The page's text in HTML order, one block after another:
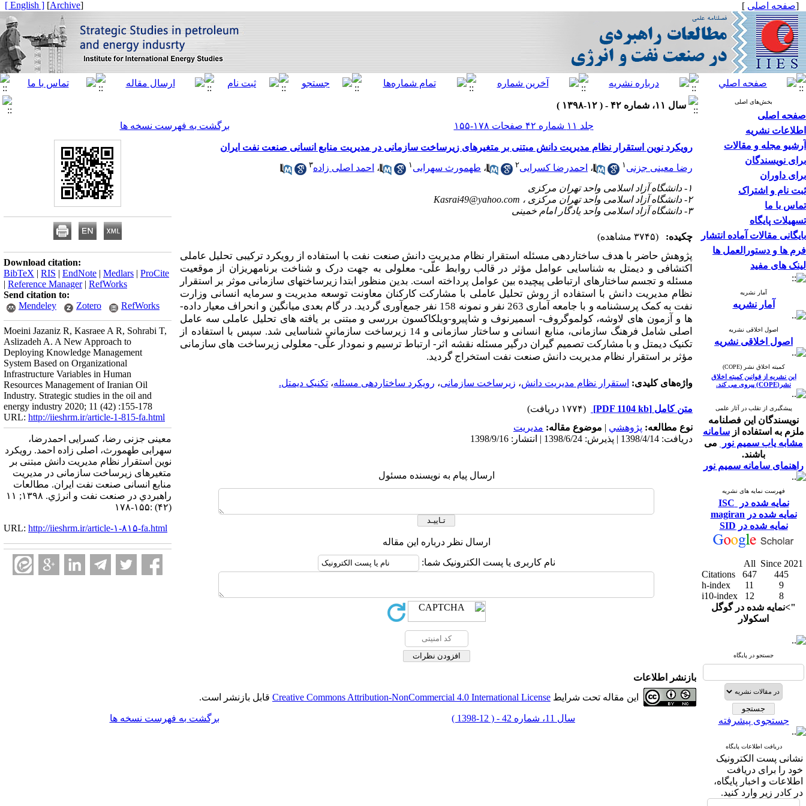
[صفحه اصلی ]
[
Archive
]
[ English ]
بخش‌های اصلی
صفحه اصلی
اطلاعات نشریه
آرشیو مجله و مقالات
برای نویسندگان
برای داوران
ثبت نام و اشتراک
تماس با ما
تسهیلات پایگاه
بایگانی مقالات آماده انتشار
فرم ها و دستورالعمل ها
لینک های مفید
آمار نشریه
آمار نشریه
اصول اخلاقی نشریه
اصول اخلاقی نشریه
کمیته اخلاق نشر (COPE)
این نشریه از قوانین کمیته اخلاق
نشر(COPE) پیروی می کند.
پیشگیری از تقلب در آثار علمی
نویسندگان این فصلنامه
ملزم به استفاده از سامانه
مشابه یاب سمیم نور
می
باشند.
راهنمای سامانه سمیم نور
فهرست نمایه های نشریه
نمایه شده در ISC
نمایه شده در magiran
نمایه شده در SID
All Since 2021
Citations
647
445
h-index
11
9
i10-index
12
8
">نمایه شده در گوگل
اسکولار
جستجو در پایگاه
جستجوی پیشرفته
دریافت اطلاعات پایگاه
نشانی پست الکترونیک
خود را برای دریافت
اطلاعات و اخبار پایگاه،
در کادر زیر وارد کنید.
سال ۱۱، شماره ۴۲ - ( ۱۲-۱۳۹۸ )
جلد ۱۱ شماره ۴۲ صفحات ۱۷۸-۱۵۵
برگشت به فهرست نسخه ها
رویکرد نوین استقرار نظام مدیریت دانش مبتنی بر متغیرهای زیرساخت‌ سازمانی در مدیریت منابع انسانی صنعت نفت ایران
رضا معینی جزنی ۱ ، احمدرضا کسرایی۲ ، طهمورث سهرابی ۱ ، احمد اصلی زاده۳
۱- دانشگاه آزاد اسلامی واحد تهران مرکزی
۲- دانشگاه آزاد اسلامی واحد تهران مرکزی ،
Kasrai49@yahoo.com
۳- دانشگاه آزاد اسلامی واحد یادگار امام خمینی
چکیده: (۳۷۴۵ مشاهده)
پژوهش حاضر با هدف ساختاردهی مسئله استقرار نظام مدیریت دانش صنعت نفت با استفاده از رویکرد ترکیبی تحلیل عاملی
اکتشافی و دیمتل به شناسایی عوامل مؤثر در قالب روابط علّی- معلولی به جهت درک و شناخت برنامه­ریزان از موقعیت
مسئله و تجسم ساختارهای ارتباطی پیچیده بین عوامل پرداخته است. بدین منظور
ابتدا زیرساخت­های سازمانی موثر بر استقرار
نظام مدیریت دانش با استفاده از روش تحلیل عاملی با مشارکت کارکنان معاونت توسعه مدیریت و سرمایه­ انسانی وزارت
نفت به کمک پرسشنامه و با جامعه آماری 263 نفر و نمونه 158 نفر
جمع‌آوری گردید. در گام بعدی میانگین و انحراف معیار داده­
ها و آزمون­ های لاوشه، کولموگروف- اسمیرنوف و شاپیرو-ویلکاکسون بررسی و مبتنی بر یافته ­های تحلیل عاملی سه عامل
اصلی شامل فرهنگ سازمانی، منابع انسانی و ساختار سازمانی و 14 زیرساخت سازمانی شناسایی شد
. سپس با استفاده از
تکنیک دیمتل و با مشارکت تصمیم ­گیران درگیر مسئله نقشه اثر- ارتباط ترسیم و نمودار علّی- معلولی زیرساخت­ های سازمانی
مؤثر بر استقرار نظام مدیریت دانش صنعت نفت استخراج گردید.
واژه‌های کلیدی: استقرار نظام مدیریت دانش، زیرساخت‌ سازمانی، رویکرد ساختاردهی مسئله، تکنیک دیمتل.
متن کامل [PDF 1104 kb]
(۱۷۷۴ دریافت)
نوع مطالعه: پژوهشي | موضوع مقاله: مديريت
دریافت: 1398/4/14 | پذیرش: 1398/6/24 | انتشار: 1398/9/16
ارسال پیام به نویسنده مسئول
ارسال نظر درباره این مقاله
نام کاربری یا پست الکترونیک شما:
Download citation:
BibTeX | RIS | EndNote | Medlars | ProCite
| Reference Manager| RefWorks
Send citation to:
Mendeley
Zotero RefWorks
Moeini Jazaniz R, Kasraee A R, Sohrabi T,
Aslizadeh A. A New Approach to
Deploying Knowledge Management
System Based on Organizational
Infrastructure Variables in Human
Resources Management of Iranian Oil
Industry. Strategic studies in the oil and
energy industry 2020; 11 (42) :155-178
URL: http://iieshrm.ir/article-1-815-fa.html
معینی جزنی رضا، کسرایی احمدرضا،
سهرابی طهمورث، اصلی زاده احمد. رویکرد
نوین استقرار نظام مدیریت دانش مبتنی بر
متغیرهای زیرساخت‌ سازمانی در مدیریت
منابع انسانی صنعت نفت ایران. مطالعات
راهبردي در صنعت نفت و انرژي. ۱۳۹۸; ۱۱
(۴۲) :۱۵۵-۱۷۸
URL: http://iieshrm.ir/article-۱-۸۱۵-fa.html
بازنشر اطلاعات
این مقاله تحت شرایط Creative Commons Attribution-NonCommercial 4.0 International License قابل بازنشر است.
سال 11، شماره 42 - ( 12-1398 ) برگشت به فهرست نسخه ها